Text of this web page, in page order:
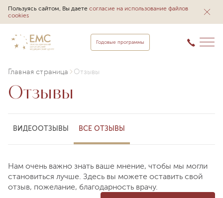
Пользуясь сайтом, Вы даете согласие на использование файлов
cookies
Годовые программы
Главная страница Отзывы
Отзывы
ВИДЕООТЗЫВЫ ВСЕ ОТЗЫВЫ
Нам очень важно знать ваше мнение, чтобы мы могли
становиться лучше. Здесь вы можете оставить свой
отзыв, пожелание, благодарность врачу.